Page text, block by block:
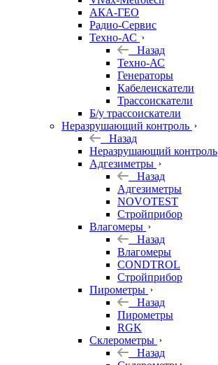
АКА-ГЕО
Радио-Сервис
Техно-АС
Назад
Техно-АС
Генераторы
Кабелеискатели
Трассоискатели
Б/у трассоискатели
Неразрушающий контроль
Назад
Неразрушающий контроль
Адгезиметры
Назад
Адгезиметры
NOVOTEST
Стройприбор
Влагомеры
Назад
Влагомеры
CONDTROL
Стройприбор
Пирометры
Назад
Пирометры
RGK
Склерометры
Назад